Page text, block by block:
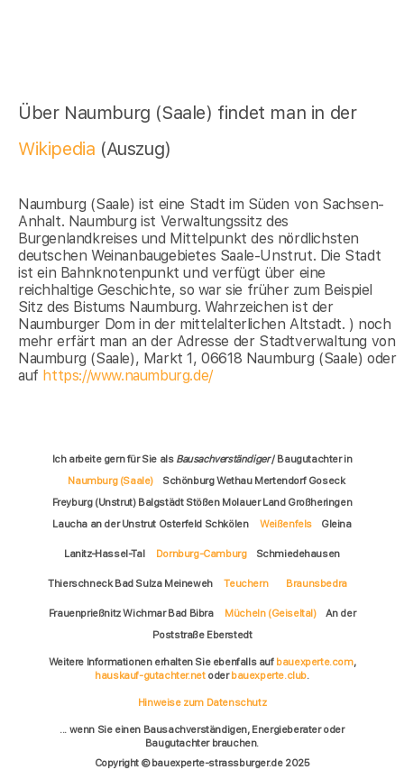
Über Naumburg (Saale) findet man in der
Wikipedia (Auszug)
Naumburg (Saale) ist eine Stadt im Süden von Sachsen-
Anhalt. Naumburg ist Verwaltungssitz des
Burgenlandkreises und Mittelpunkt des nördlichsten
deutschen Weinanbaugebietes Saale-Unstrut. Die Stadt
ist ein Bahnknotenpunkt und verfügt über eine
reichhaltige Geschichte, so war sie früher zum Beispiel
Sitz des Bistums Naumburg. Wahrzeichen ist der
Naumburger Dom in der mittelalterlichen Altstadt. ) noch
mehr erfärt man an der Adresse der Stadtverwaltung von
Naumburg (Saale), Markt 1, 06618 Naumburg (Saale) oder
auf https://www.naumburg.de/
Ich arbeite gern für Sie als Bausachverständiger/ Baugutachter in
Naumburg (Saale)
Schönburg Wethau Mertendorf Goseck
Freyburg (Unstrut) Balgstädt Stößen Molauer Land Großheringen
Laucha an der Unstrut Osterfeld Schkölen
Weißenfels Gleina
Lanitz-Hassel-Tal Dornburg-Camburg Schmiedehausen
Thierschneck Bad Sulza Meineweh Teuchern Braunsbedra
Frauenprießnitz Wichmar Bad Bibra Mücheln (Geiseltal)
An der
Poststraße Eberstedt
Weitere Informationen erhalten Sie ebenfalls auf bauexperte.com,
hauskauf-gutachter.netoderbauexperte.club.
Hinweise zum Datenschutz
... wenn Sie einen Bausachverständigen, Energieberater oder
Baugutachter brauchen.
Copyright © bauexperte-strassburger.de 2025